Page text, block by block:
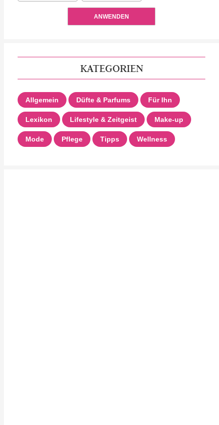
ANWENDEN
KATEGORIEN
Allgemein Düfte & Parfums Für Ihn
Lexikon Lifestyle & Zeitgeist Make-up
Mode Pflege Tipps Wellness